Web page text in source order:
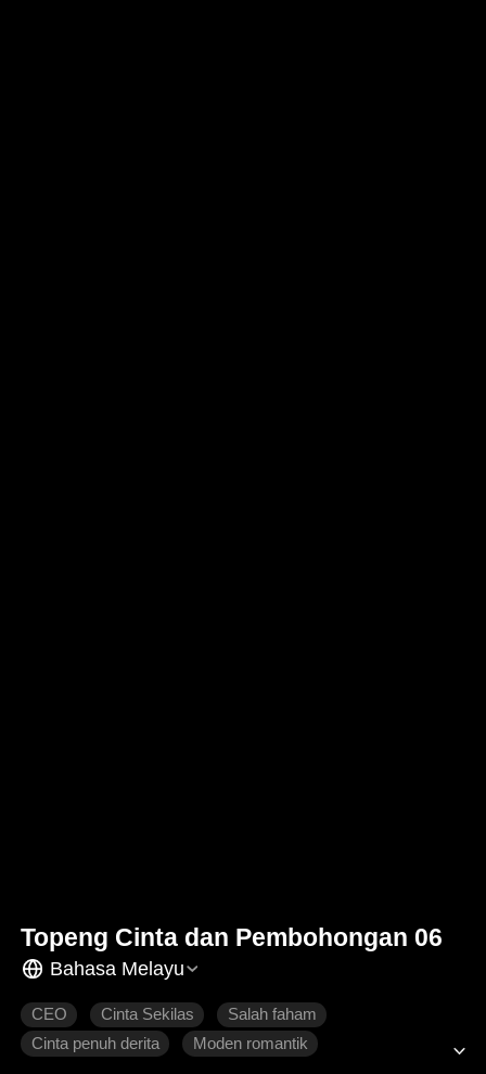
Topeng Cinta dan Pembohongan 06
Bahasa Melayu
CEO Cinta Sekilas
Salah faham
Cinta penuh derita
Moden romantik